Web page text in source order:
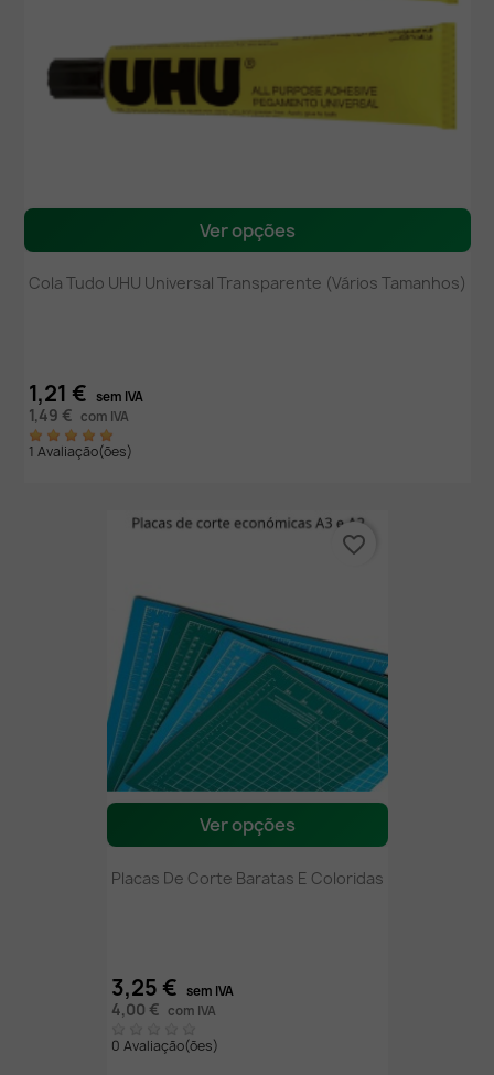
Ver opções
Cola Tudo UHU Universal Transparente (Vários Tamanhos)
1,21 € sem IVA
1,49 € com IVA
1 Avaliação(ões)
Ver opções
Placas De Corte Baratas E Coloridas
3,25 € sem IVA
4,00 € com IVA
0 Avaliação(ões)
favorite_border